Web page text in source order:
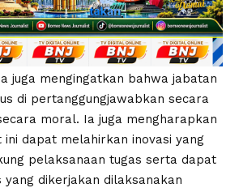
juga mengingatkan bahwa jabatan
di pertanggungjawabkan secara
moral. Ia juga mengharapkan
dapat melahirkan inovasi yang
pelaksanaan tugas serta dapat
yang dikerjakan dilaksanakan